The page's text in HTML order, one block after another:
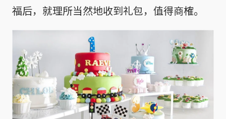
福后，就理所当然地收到礼包，值得商榷。